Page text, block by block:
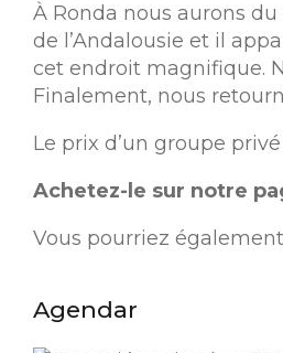
À Ronda nous aurons
de l’Andalousie et il
cet endroit magnifique.
Finalement, nous
Le prix d’un groupe
Achetez-le sur notre
Vous pourriez
Agendar